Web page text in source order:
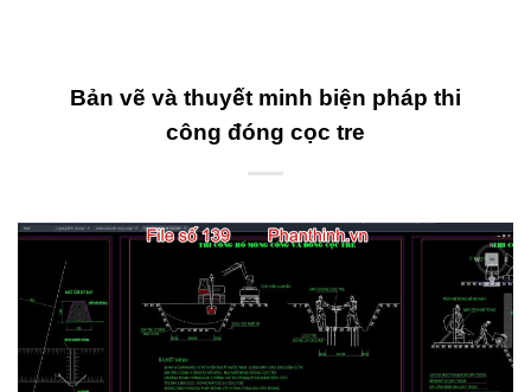
Bản vẽ và thuyết minh biện pháp thi
công đóng cọc tre